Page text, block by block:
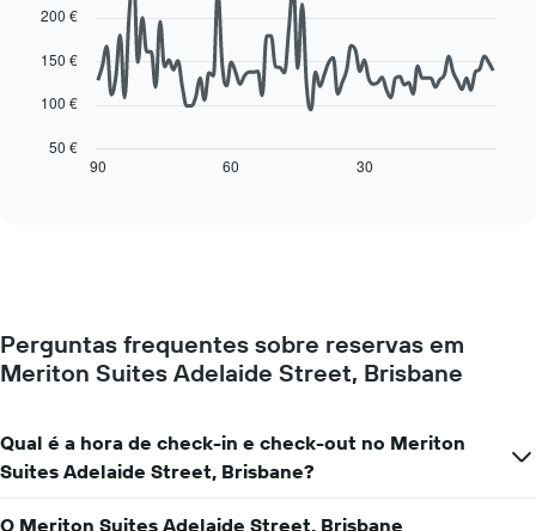
O
apresenta
dias
semana
médio
de
um
ordenada
90
O
seguinte
perto
da
estadia
O
gráfico
apresenta
90 60 30
50 €
100 €
150 €
200 €
Perguntas frequentes sobre reservas em
Meriton Suites Adelaide Street, Brisbane
Qual é a hora de check-in e check-out no Meriton
Suites Adelaide Street, Brisbane?
O Meriton Suites Adelaide Street, Brisbane